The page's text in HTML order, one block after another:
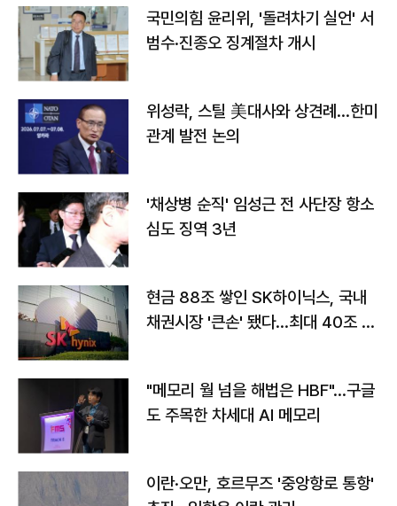
국민의힘 윤리위, '돌려차기 실언' 서
범수·진종오 징계절차 개시
위성락, 스틸 美대사와 상견례…한미
관계 발전 논의
'채상병 순직' 임성근 전 사단장 항소
심도 징역 3년
현금 88조 쌓인 SK하이닉스, 국내
채권시장 '큰손' 됐다…최대 40조 투
"메모리 월 넘을 해법은 HBF"…구글
도 주목한 차세대 AI 메모리
이란·오만, 호르무즈 '중앙항로 통항'